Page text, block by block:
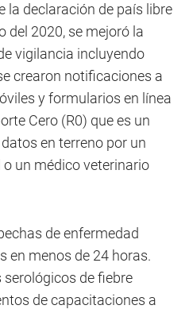
la declaración de país libre
del 2020, se mejoró la
vigilancia incluyendo
crearon notificaciones a
y formularios en línea
Cero (R0) que es un
en terreno por un
un médico veterinario
de enfermedad
en menos de 24 horas.
de fiebre
de capacitaciones a